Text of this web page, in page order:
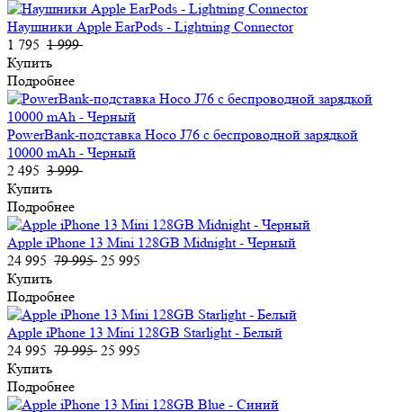
Наушники Apple EarPods - Lightning Connector
1 795 1 999
Купить
Подробнее
PowerBank-подставка Hoco J76 с беспроводной зарядкой
10000 mAh - Черный
2 495 3 999
Купить
Подробнее
Apple iPhone 13 Mini 128GB Midnight - Черный
24 995 79 995 25 995
Купить
Подробнее
Apple iPhone 13 Mini 128GB Starlight - Белый
24 995 79 995 25 995
Купить
Подробнее